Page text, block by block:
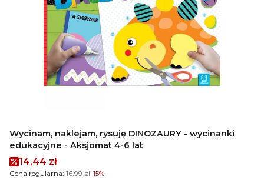
Wycinam, naklejam, rysuję DINOZAURY - wycinanki
edukacyjne - Aksjomat 4-6 lat
Cena promocyjna
14,44 zł
Cena regularna: 16,99 zł-15%